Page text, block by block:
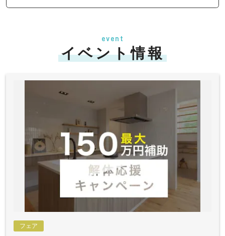
event
イベント情報
フェア